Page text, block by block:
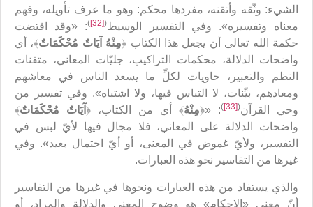
الشي‏ء: وثّقه وأتقنه، مفردها محكم: وهو ما عرف تأويله، وفهم
معناه وتفسيره». وفي التفسير الوسيط(
[32]
): «وقد اقتضت
حكمة الله تعالى أن يجعل هذا الكتاب ﴿مِنْهُ آيَاتٌ مُحْكَمَاتٌ‏﴾، أي
واضحات الدلالة، محكمات التراكيب، جليّات المعاني، متقنات
النظم والتعبير، حاويات لكلِّ ما يسعد الناس في معاشهم
ومعادهم، بيِّنات، لا التباس فيها، ولا اشتباه». وفي تفسير من
وحي القرآن(
[33]
): «﴿مِنْهُ﴾ أي من الكتاب، ﴿آيَاتٌ مُحْكَمَاتٌ﴾
واضحات الدلالة على المعاني، فلا مجال فيها لأيّ لبس في
التفسير، ولأيّ غموض في المعنى، أو أيّ احتمال بعيد». وفي
غيرها من التفاسير نحو هذه العبارات.
والذي يستفاد من هذه العبارات ونحوها في غيرها من التفاسير
أنّ معنى «الإحكام» هو وضوح المعنى والدلالة والمراد، أو